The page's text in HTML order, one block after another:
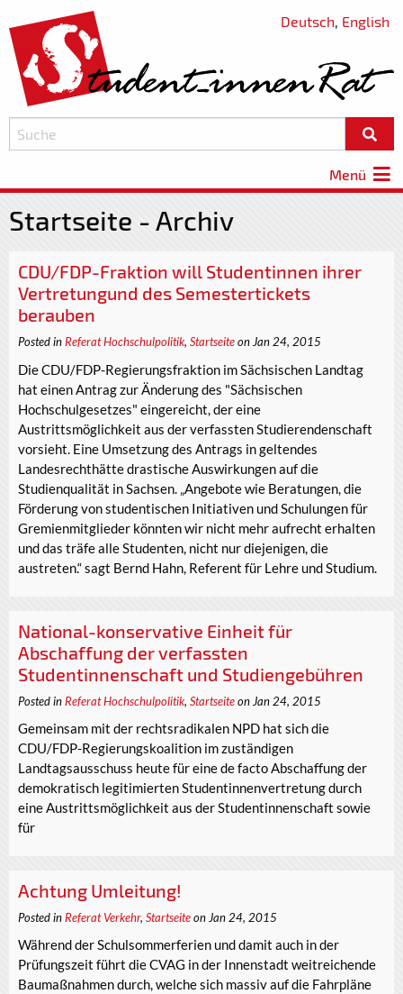
Deutsch, English
Menü
Startseite - Archiv
CDU/FDP-Fraktion will Studentinnen ihrer
Vertretungund des Semestertickets
berauben
Posted inReferat Hochschulpolitik, Startseiteon Jan 24, 2015
Die CDU/FDP-Regierungsfraktion im Sächsischen Landtag
hat einen Antrag zur Änderung des "Sächsischen
Hochschulgesetzes" eingereicht, der eine
Austrittsmöglichkeit aus der verfassten Studierendenschaft
vorsieht. Eine Umsetzung des Antrags in geltendes
Landesrechthätte drastische Auswirkungen auf die
Studienqualität in Sachsen. „Angebote wie Beratungen, die
Förderung von studentischen Initiativen und Schulungen für
Gremienmitglieder könnten wir nicht mehr aufrecht erhalten
und das träfe alle Studenten, nicht nur diejenigen, die
austreten.“ sagt Bernd Hahn, Referent für Lehre und Studium.
National-konservative Einheit für
Abschaffung der verfassten
Studentinnenschaft und Studiengebühren
Posted in Referat Hochschulpolitik, Startseiteon Jan 24, 2015
Gemeinsam mit der rechtsradikalen NPD hat sich die
CDU/FDP-Regierungskoalition im zuständigen
Landtagsausschuss heute für eine de facto Abschaffung der
demokratisch legitimierten Studentinnenvertretung durch
eine Austrittsmöglichkeit aus der Studentinnenschaft sowie
für
Achtung Umleitung!
Posted in Referat Verkehr, Startseiteon Jan 24, 2015
Während der Schulsommerferien und damit auch in der
Prüfungszeit führt die CVAG in der Innenstadt weitreichende
Baumaßnahmen durch, welche sich massiv auf die Fahrpläne